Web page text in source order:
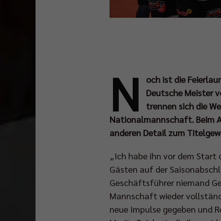
N
och ist die
Deutsche Meister
trennen sich die
Nationalmannschaft. Beim
anderen Detail zum
„Ich habe ihn vor dem Start
Gästen auf der
Geschäftsführer niemand
Mannschaft wieder
neue Impulse gegeben und